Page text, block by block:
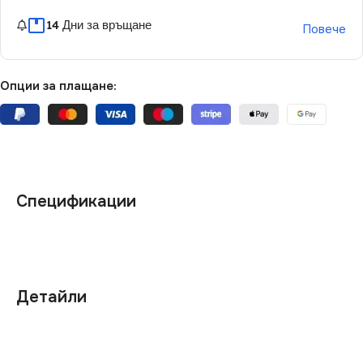
14 Дни за връщане Повече
Опции за плащане:
Детайли
Спецификации